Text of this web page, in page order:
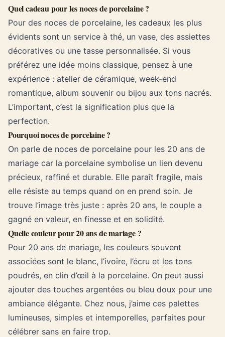
Quel cadeau pour les noces de porcelaine ?
Pour des noces de porcelaine, les cadeaux les plus
évidents sont un service à thé, un vase, des assiettes
décoratives ou une tasse personnalisée. Si vous
préférez une idée moins classique, pensez à une
expérience : atelier de céramique, week-end
romantique, album souvenir ou bijou aux tons nacrés.
L’important, c’est la signification plus que la
perfection.
Pourquoi noces de porcelaine ?
On parle de noces de porcelaine pour les 20 ans de
mariage car la porcelaine symbolise un lien devenu
précieux, raffiné et durable. Elle paraît fragile, mais
elle résiste au temps quand on en prend soin. Je
trouve l’image très juste : après 20 ans, le couple a
gagné en valeur, en finesse et en solidité.
Quelle couleur pour 20 ans de mariage ?
Pour 20 ans de mariage, les couleurs souvent
associées sont le blanc, l’ivoire, l’écru et les tons
poudrés, en clin d’œil à la porcelaine. On peut aussi
ajouter des touches argentées ou bleu doux pour une
ambiance élégante. Chez nous, j’aime ces palettes
lumineuses, simples et intemporelles, parfaites pour
célébrer sans en faire trop.